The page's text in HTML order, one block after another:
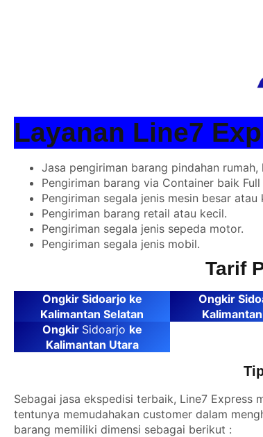
Layanan Line7
Jasa pengiriman barang pindahan
Pengiriman barang via Container baik
Pengiriman segala jenis mesin besar atau
Pengiriman barang retail atau kecil.
Pengiriman segala jenis sepeda motor.
Pengiriman segala jenis mobil.
Tarif
Ongkir Sidoarjo ke
Kalimantan Selatan
Ongkir
Ongkir Sidoarjo ke
Kalimantan Utara
Sebagai jasa ekspedisi terbaik, Line7 Express
tentunya memudahakan customer dalam
barang memiliki dimensi sebagai berikut :